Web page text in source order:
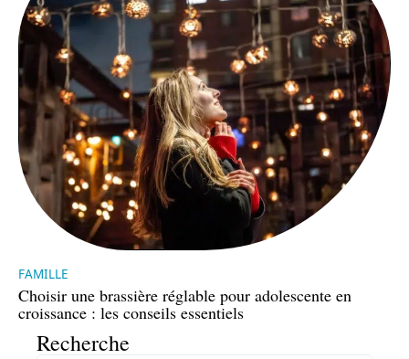
FAMILLE
Choisir une brassière réglable pour adolescente en
croissance : les conseils essentiels
Recherche